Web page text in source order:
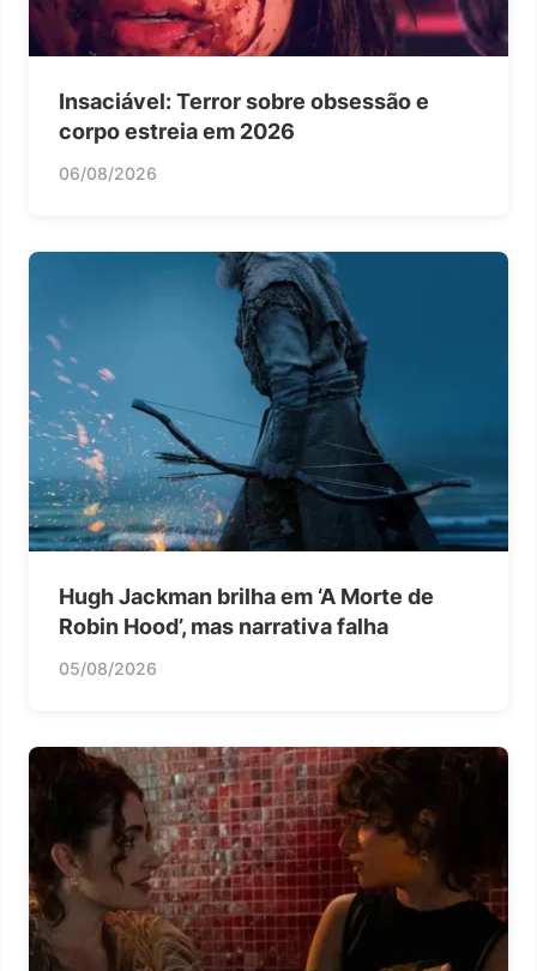
Insaciável: Terror sobre obsessão e
corpo estreia em 2026
06/08/2026
Hugh Jackman brilha em ‘A Morte de
Robin Hood’, mas narrativa falha
05/08/2026